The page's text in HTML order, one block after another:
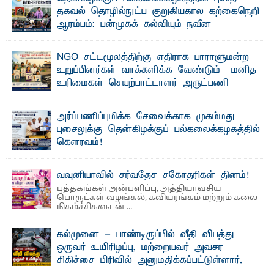
தகவல் தொழில்நுட்ப குறுகியகால கற்கைநெறி
ஆரம்பம்: பன்முகக் கல்வியும் நவீன
பேராசிரியர் எம். எம். பாஸில்
தெ ன்கிழக்குப் பல்கலைக்கழகத்தின் கலை மற்றும் கலாசார
பீடத்தின் புவியியல் துறையினால் ...
NGO சட்டமூலத்திற்கு எதிராக பாராளுமன்ற
உறுப்பினர்கள் வாக்களிக்க வேண்டும் – மனித
உரிமைகள் செயற்பாட்டாளர் அருட்பணி
ஜே. எப். காமிலா பேகம்- இ லங்கை அரசாங்கம் அரசுசாரா
அமைப்புகள் (NGO) தொடர்பான புதிய சட்டமூலத்தை ...
அர்ப்பணிப்புமிக்க சேவைக்காக முகம்மது
புசைலுக்கு தென்கிழக்குப் பல்கலைக்கழகத்தில்
கௌரவம்!
வவுனியாவில் சர்வதேச சகோதரிகள் தினம்!
புத்தகங்கள் அன்பளிப்பு, அத்தியாவசிய
பொருட்கள் வழங்கல், கவியரங்கம் மற்றும் கலை
நிகழ்ச்சிகளுடன் ...
கல்முனை - பாண்டிருப்பில் வீதி விபத்து
ஒருவர் உயிரிழப்பு, மற்றையவர் அவசர
சிகிச்சை பிரிவில் அனுமதிக்கப்பட்டுள்ளார்.